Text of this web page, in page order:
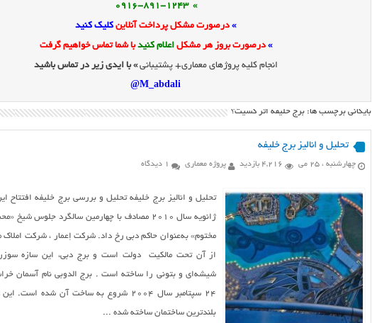
» 0916-891-1243
»درصورت مشکل پرداخت آنلاین کلیک کنید
» درصورت بروز هر مشکلاعلام کنیدبا شما تماس خواهیم گرفت
انجام کلیه پروژهای معماری+ پشتیبانی» با ایدی زیر در تماس باشید
M_abdali@
بایگانی برچسب ها: برج خلیفه اثر کسیت؟
تحلیل و انالیز برج خلیفه
چهارشنبه ، 25 می 4,216 بازدید پروژه معماری 1 دیدگاه
تحلیل و انالیز برج خلیفه تحلیل و بررسی برج خلیفه افتتاح
ژانويه سال ۲۰۱۰ مصادف با چهارمين سالگرد جلوس
مختوم» به‌عنوان حاکم دبي رخ داد. شرکت إعمار ، شرکت
از آن تحت مالکیت دولت است و برج دبی، این سازه
شیشه‌ای و بتونی را ساخته است . برج الدوبي نام آسمان
۲۴ سپتامبر سال ۲۰۰۴ شروع به ساخت آن شده
بلندترين ساختمان ساخته شده ...